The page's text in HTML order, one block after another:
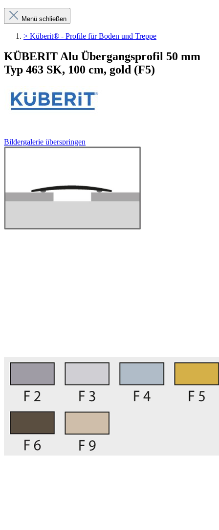
Menü schließen
> Küberit® - Profile für Boden und Treppe
KÜBERIT Alu Übergangsprofil 50 mm
Typ 463 SK, 100 cm, gold (F5)
Bildergalerie überspringen